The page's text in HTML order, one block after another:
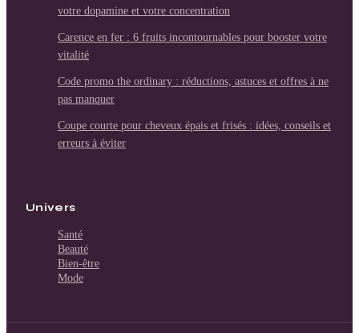
votre dopamine et votre concentration
Carence en fer : 6 fruits incontournables pour booster votre
vitalité
Code promo the ordinary : réductions, astuces et offres à ne
pas manquer
Coupe courte pour cheveux épais et frisés : idées, conseils et
erreurs à éviter
Univers
Santé
Beauté
Bien-être
Mode